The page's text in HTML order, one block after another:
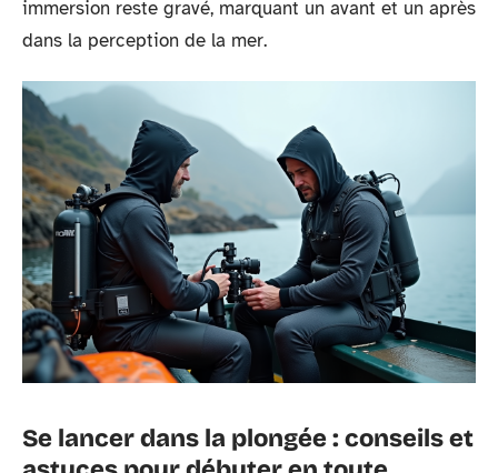
immersion reste gravé, marquant un avant et un après
dans la perception de la mer.
Se lancer dans la plongée : conseils et